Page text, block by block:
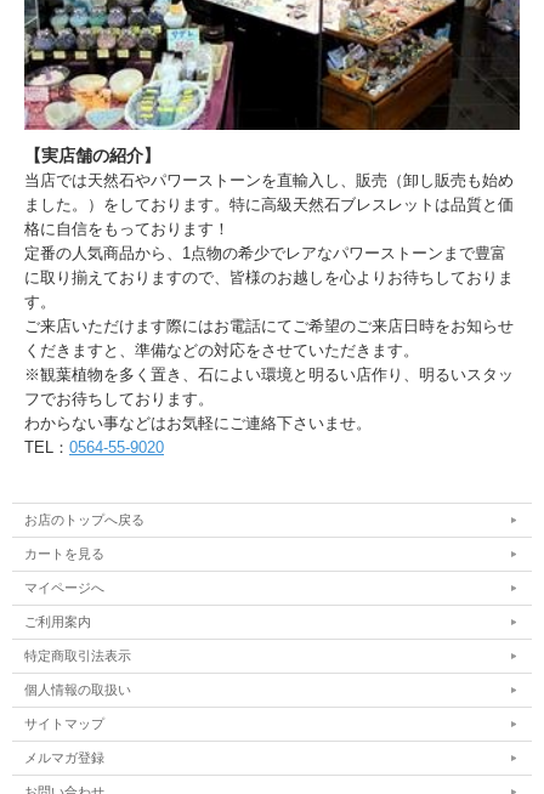
【実店舗の紹介】
当店では天然石やパワーストーンを直輸入し、販売（卸し販売も始め
ました。）をしております。特に高級天然石ブレスレットは品質と価
格に自信をもっております！
定番の人気商品から、1点物の希少でレアなパワーストーンまで豊富
に取り揃えておりますので、皆様のお越しを心よりお待ちしておりま
す。
ご来店いただけます際にはお電話にてご希望のご来店日時をお知らせ
くだきますと、準備などの対応をさせていただきます。
※観葉植物を多く置き、石によい環境と明るい店作り、明るいスタッ
フでお待ちしております。
わからない事などはお気軽にご連絡下さいませ。
TEL： 0564-55-9020
お店のトップへ戻る
カートを見る
マイページへ
ご利用案内
特定商取引法表示
個人情報の取扱い
サイトマップ
メルマガ登録